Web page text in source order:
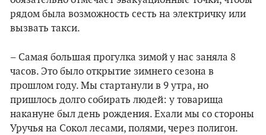
рядом была возможность сесть на электричку или
вызвать такси.
– Самая большая прогулка зимой у нас заняла 8
часов. Это было открытие зимнего сезона в
прошлом году. Мы стартанули в 9 утра, но
пришлось долго собирать людей: у товарища
накануне был день рождения. Ехали мы со стороны
Уручья на Сокол лесами, полями, через полигон.